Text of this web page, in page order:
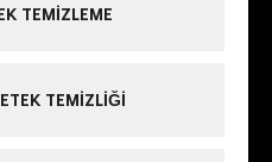
TEMIZLEME
TEMIZLIĞI